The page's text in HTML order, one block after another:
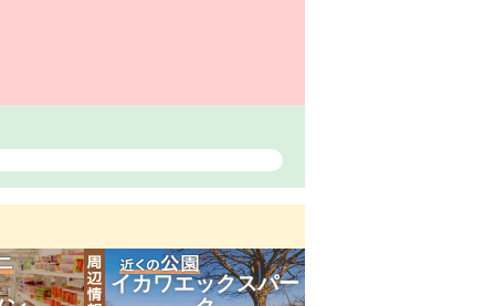
イカワエックスパー